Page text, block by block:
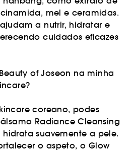
mel e ceramidas.
a nutrir, hidratar e
cuidados eficazes
of Joseon na minha
coreano, podes
Radiance Cleansing
suavemente a pele.
o aspeto, o Glow